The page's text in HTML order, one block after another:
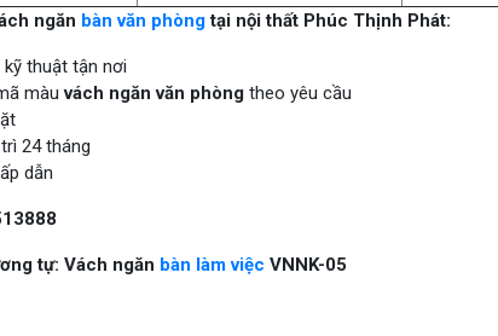
ngăn bàn văn phòngtại nội thất Phúc Thịnh Phát:
thuật tận nơi
màuvách ngăn văn phòng theo yêu cầu
24 tháng
dẫn
tự: Vách ngăn bàn làm việc VNNK-05